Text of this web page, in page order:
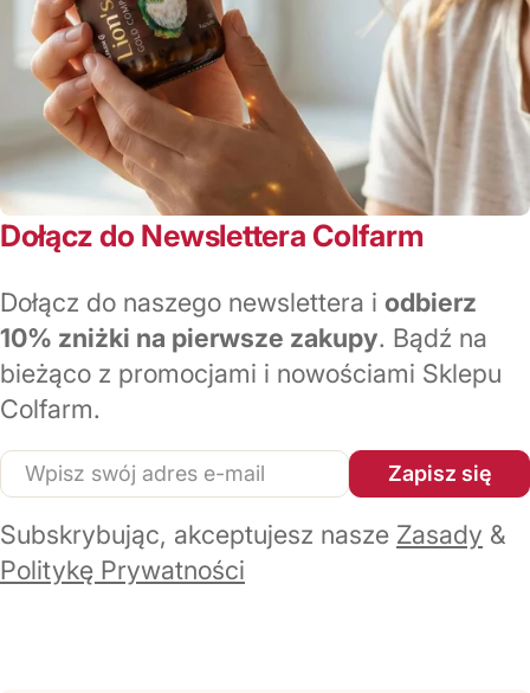
Dołącz do Newslettera Colfarm
Dołącz do naszego newslettera i odbierz
10% zniżki na pierwsze zakupy. Bądź na
bieżąco z promocjami i nowościami Sklepu
Colfarm.
E-
mail
Zapisz się
Subskrybując, akceptujesz nasze Zasady &
Politykę Prywatności